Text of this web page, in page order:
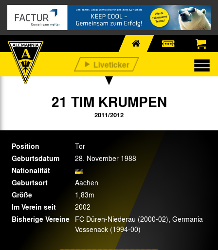
21 TIM KRUMPEN
2011/2012
Position Tor
Geburtsdatum 28. November 1988
Nationalität
Geburtsort
Aachen
Größe 1,83m
Im Verein seit 2002
Bisherige Vereine FC Düren-Niederau (2000-02), Germania
Vossenack (1994-00)